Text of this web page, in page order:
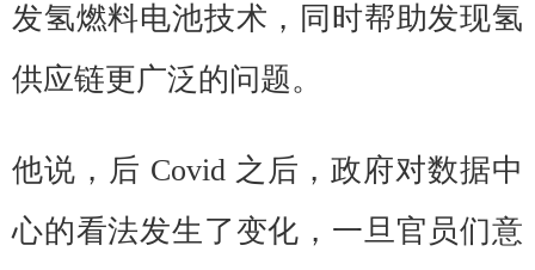
发氢燃料电池技术，同时帮助发现氢
供应链更广泛的问题。
他说，后 Covid 之后，政府对数据中
心的看法发生了变化，一旦官员们意